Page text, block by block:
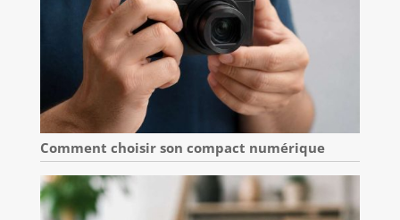
Comment choisir son compact numérique